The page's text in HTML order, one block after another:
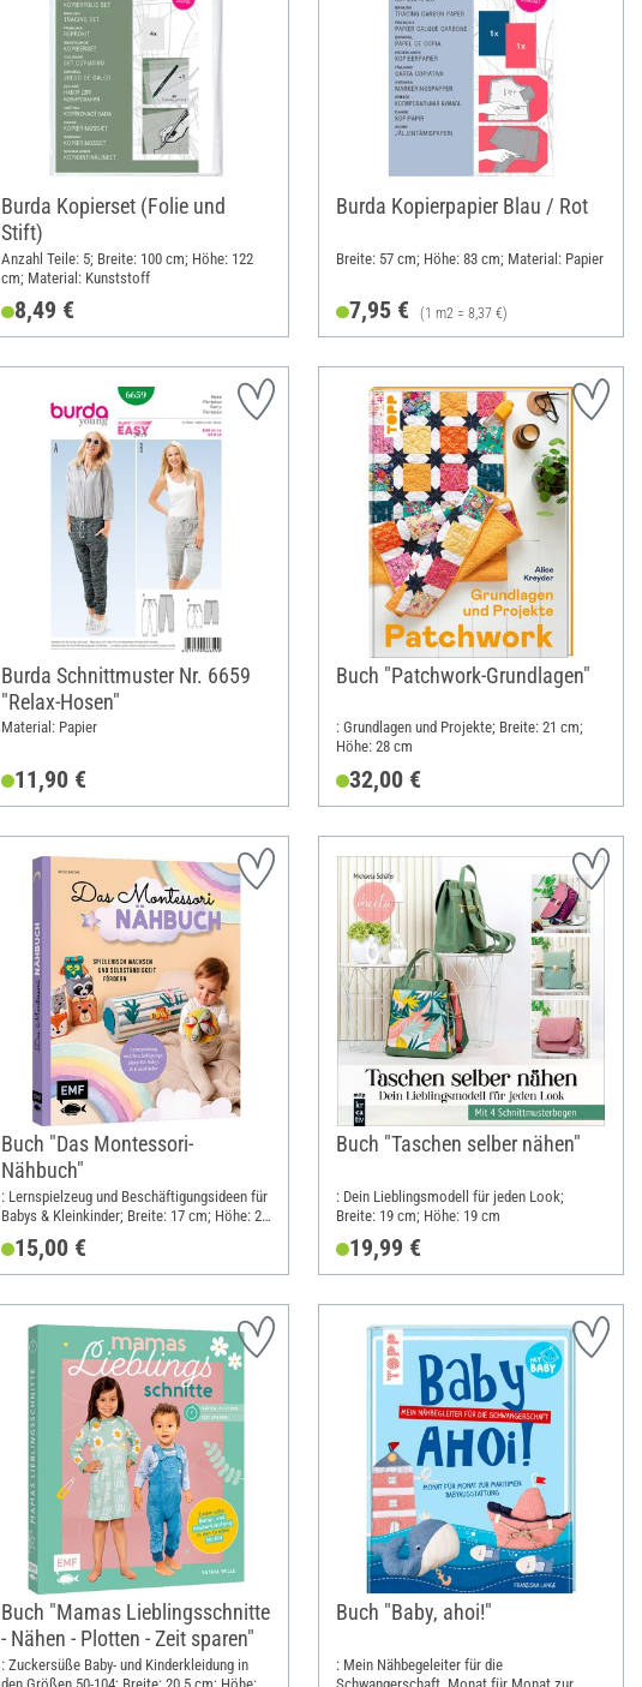
Burda Kopierset (Folie und
Stift)
Anzahl Teile: 5; Breite: 100 cm; Höhe: 122
cm; Material: Kunststoff
8,49 €
Burda Kopierpapier Blau / Rot
Breite: 57 cm; Höhe: 83 cm; Material: Papier
7,95 € (1 m2 = 8,37 €)
Burda Schnittmuster Nr. 6659
"Relax-Hosen"
Material: Papier
11,90 €
Buch "Patchwork-Grundlagen"
: Grundlagen und Projekte; Breite: 21 cm;
Höhe: 28 cm
32,00 €
Buch "Das Montessori-
Nähbuch"
: Lernspielzeug und Beschäftigungsideen für
Babys & Kleinkinder; Breite: 17 cm; Höhe: 21
15,00 €
Buch "Taschen selber nähen"
: Dein Lieblingsmodell für jeden Look;
Breite: 19 cm; Höhe: 19 cm
19,99 €
Buch "Mamas Lieblingsschnitte
- Nähen - Plotten - Zeit sparen"
: Zuckersüße Baby- und Kinderkleidung in
Buch "Baby, ahoi!"
: Mein Nähbegeleiter für die